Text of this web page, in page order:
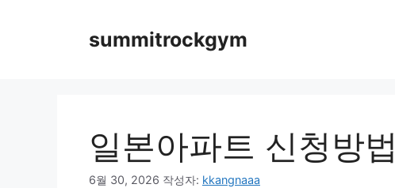
summitrockgym
일본아파트 신청방
6월 30, 2026 작성자: kkangnaaa